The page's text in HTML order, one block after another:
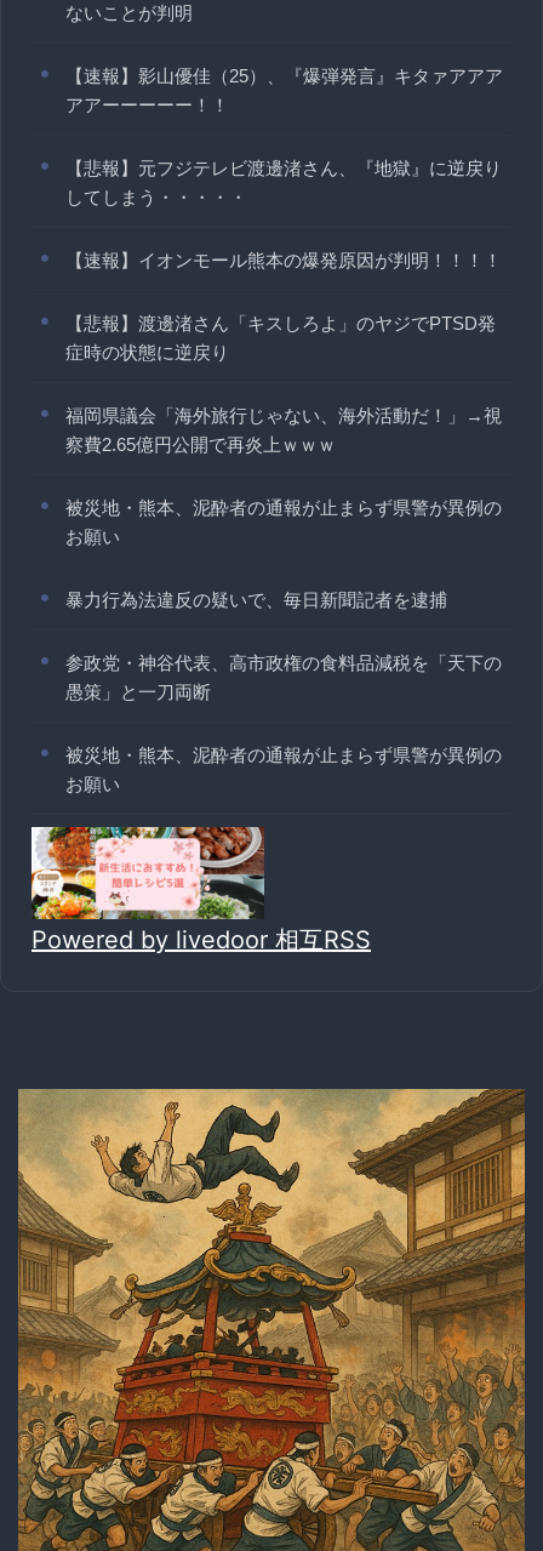
ないことが判明
【速報】影山優佳（25）、『爆弾発言』キタァアアア
アアーーーーー！！
【悲報】元フジテレビ渡邊渚さん、『地獄』に逆戻り
してしまう・・・・・
【速報】イオンモール熊本の爆発原因が判明！！！！
【悲報】渡邊渚さん「キスしろよ」のヤジでPTSD発
症時の状態に逆戻り
福岡県議会「海外旅行じゃない、海外活動だ！」→視
察費2.65億円公開で再炎上ｗｗｗ
被災地・熊本、泥酔者の通報が止まらず県警が異例の
お願い
暴力行為法違反の疑いで、毎日新聞記者を逮捕
参政党・神谷代表、高市政権の食料品減税を「天下の
愚策」と一刀両断
被災地・熊本、泥酔者の通報が止まらず県警が異例の
お願い
Powered by livedoor 相互RSS